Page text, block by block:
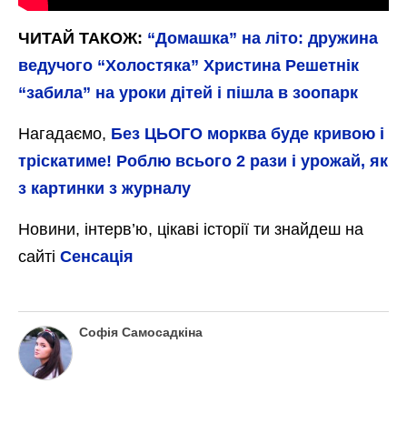
ЧИТАЙ ТАКОЖ: “Домашка” на літо: дружина
ведучого “Холостяка” Христина Решетнік
“забила” на уроки дітей і пішла в зоопарк
Нагадаємо, Без ЦЬОГО морква буде кривою і
тріскатиме! Роблю всього 2 рази і урожай, як
з картинки з журналу
Новини, інтерв’ю, цікаві історії ти знайдеш на
сайті Сенсація
Софія Самосадкіна